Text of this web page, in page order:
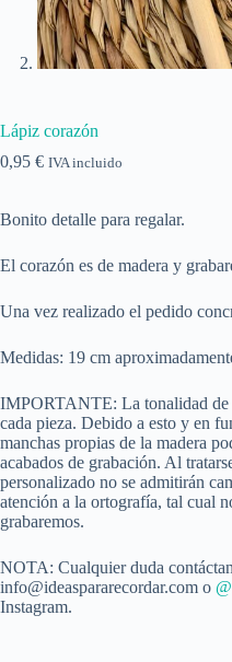
Lápiz corazón
0,95 € IVA incluido
Bonito detalle para regalar.
El corazón es de madera y
Una vez realizado el pedido
Medidas: 19 cm
IMPORTANTE: La tonalidad de
cada pieza. Debido a esto y en
manchas propias de la madera
acabados de grabación. Al
personalizado no se admitirán
atención a la ortografía, tal cual
grabaremos.
NOTA: Cualquier duda
info@ideaspararecordar.com o
Instagram.